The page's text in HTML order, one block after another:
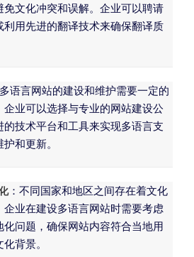
免文化冲突和误解。企业可以聘请
利用先进的翻译技术来确保翻译质
多语言网站的建设和维护需要一定的
企业可以选择与专业的网站建设公
的技术平台和工具来实现多语言支
和更新。
：不同国家和地区之间存在着文化
企业在建设多语言网站时需要考虑
化问题，确保网站内容符合当地用
背景。